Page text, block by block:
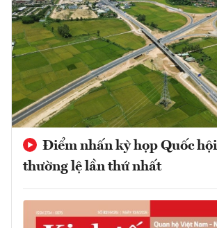
Điểm nhấn kỳ họp Quốc
thường lệ lần thứ nhất